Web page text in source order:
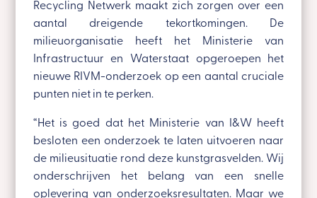
Recycling Netwerk maakt zich zorgen over een
aantal dreigende tekortkomingen. De
milieuorganisatie heeft het Ministerie van
Infrastructuur en Waterstaat opgeroepen het
nieuwe RIVM-onderzoek op een aantal cruciale
punten niet in te perken.
“Het is goed dat het Ministerie van I&W heeft
besloten een onderzoek te laten uitvoeren naar
de milieusituatie rond deze kunstgrasvelden. Wij
onderschrijven het belang van een snelle
oplevering van onderzoeksresultaten. Maar we